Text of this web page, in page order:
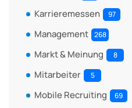
Karrieremessen 97
Management 268
Markt & Meinung 8
Mitarbeiter 5
Mobile Recruiting 69